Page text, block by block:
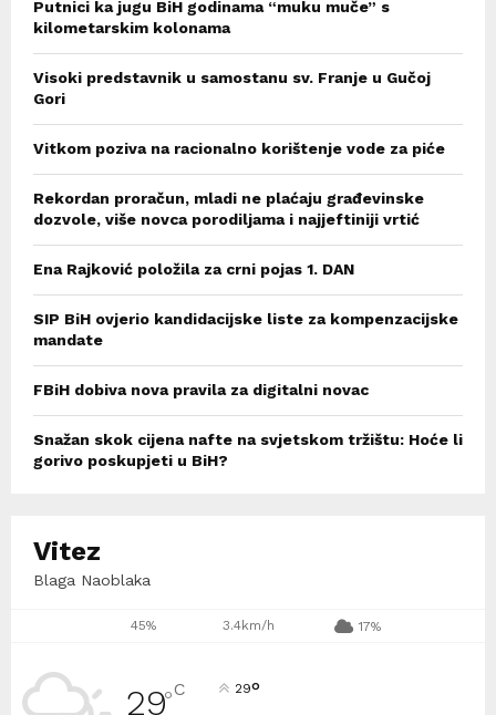
Putnici ka jugu BiH godinama “muku muče” s
kilometarskim kolonama
Visoki predstavnik u samostanu sv. Franje u Gučoj
Gori
Vitkom poziva na racionalno korištenje vode za piće
Rekordan proračun, mladi ne plaćaju građevinske
dozvole, više novca porodiljama i najjeftiniji vrtić
Ena Rajković položila za crni pojas 1. DAN
SIP BiH ovjerio kandidacijske liste za kompenzacijske
mandate
FBiH dobiva nova pravila za digitalni novac
Snažan skok cijena nafte na svjetskom tržištu: Hoće li
gorivo poskupjeti u BiH?
Vitez
Blaga Naoblaka
45% 3.4km/h 17%
29°C 29°